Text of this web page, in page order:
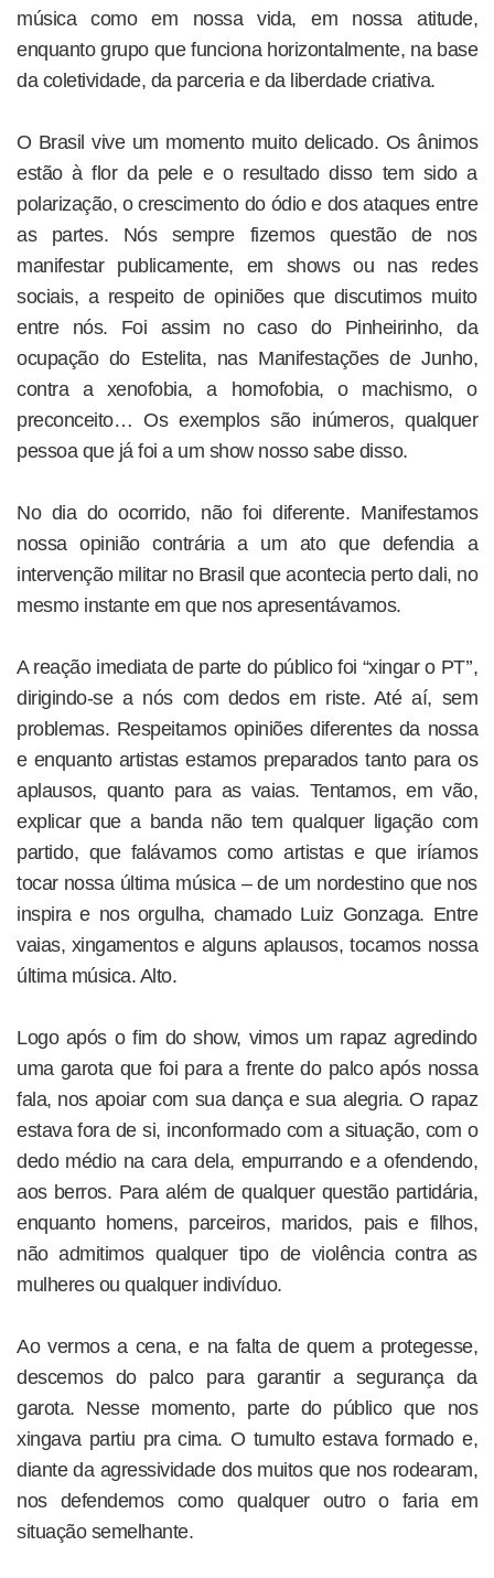
música como em nossa vida, em nossa atitude,
enquanto grupo que funciona horizontalmente, na base
da coletividade, da parceria e da liberdade criativa.
O Brasil vive um momento muito delicado. Os ânimos
estão à flor da pele e o resultado disso tem sido a
polarização, o crescimento do ódio e dos ataques entre
as partes. Nós sempre fizemos questão de nos
manifestar publicamente, em shows ou nas redes
sociais, a respeito de opiniões que discutimos muito
entre nós. Foi assim no caso do Pinheirinho, da
ocupação do Estelita, nas Manifestações de Junho,
contra a xenofobia, a homofobia, o machismo, o
preconceito… Os exemplos são inúmeros, qualquer
pessoa que já foi a um show nosso sabe disso.
No dia do ocorrido, não foi diferente. Manifestamos
nossa opinião contrária a um ato que defendia a
intervenção militar no Brasil que acontecia perto dali, no
mesmo instante em que nos apresentávamos.
A reação imediata de parte do público foi “xingar o PT’’,
dirigindo-se a nós com dedos em riste. Até aí, sem
problemas. Respeitamos opiniões diferentes da nossa
e enquanto artistas estamos preparados tanto para os
aplausos, quanto para as vaias. Tentamos, em vão,
explicar que a banda não tem qualquer ligação com
partido, que falávamos como artistas e que iríamos
tocar nossa última música – de um nordestino que nos
inspira e nos orgulha, chamado Luiz Gonzaga. Entre
vaias, xingamentos e alguns aplausos, tocamos nossa
última música. Alto.
Logo após o fim do show, vimos um rapaz agredindo
uma garota que foi para a frente do palco após nossa
fala, nos apoiar com sua dança e sua alegria. O rapaz
estava fora de si, inconformado com a situação, com o
dedo médio na cara dela, empurrando e a ofendendo,
aos berros. Para além de qualquer questão partidária,
enquanto homens, parceiros, maridos, pais e filhos,
não admitimos qualquer tipo de violência contra as
mulheres ou qualquer indivíduo.
Ao vermos a cena, e na falta de quem a protegesse,
descemos do palco para garantir a segurança da
garota. Nesse momento, parte do público que nos
xingava partiu pra cima. O tumulto estava formado e,
diante da agressividade dos muitos que nos rodearam,
nos defendemos como qualquer outro o faria em
situação semelhante.